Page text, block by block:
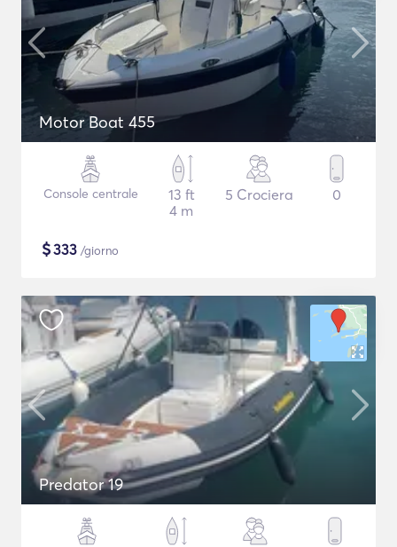
Motor Boat 455
Console centrale
13 ft
4 m
5 Crociera 0
$333 /giorno
Predator 19